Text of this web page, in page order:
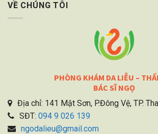
VỀ CHÚNG TÔI
PHÒNG KHÁM DA LIỄU –
BÁC SĨ NGỌ
Địa chỉ: 141 Mật Sơn, P.Đông Vệ, TP.
SĐT: 094 9 026 139
ngodalieu@gmail.com